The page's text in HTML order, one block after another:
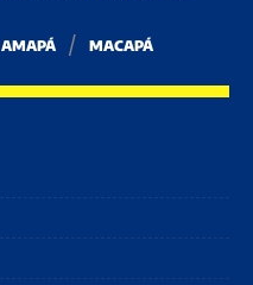
AMAPÁ MACAPÁ